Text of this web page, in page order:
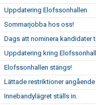
Uppdatering Elofssonhallen
Sommarjobba hos oss!
Dags att nominera kandidater
Uppdatering kring
Elofssonhallen stängs!
Lättade restriktioner angående
Innebandylägret ställs in.